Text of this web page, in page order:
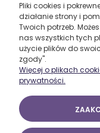
Pliki cookies i
działanie strony i
Twoich potrzeb.
nas wszystkich tych
użycie plików do
zgody".
Więcej o plikach
prywatności.